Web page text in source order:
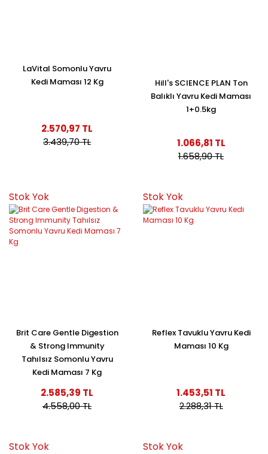
LaVital Somonlu Yavru
Kedi Maması 12 Kg
2.570,97 TL
3.439,70 TL
Hill's SCIENCE PLAN Ton
Balıklı Yavru Kedi Maması
1+0.5kg
1.066,81 TL
1.658,90 TL
Stok Yok
Brit Care Gentle Digestion
& Strong Immunity
Tahılsız Somonlu Yavru
Kedi Maması 7 Kg
2.585,39 TL
4.558,00 TL
Stok Yok
Reflex Tavuklu Yavru Kedi
Maması 10 Kg
1.453,51 TL
2.288,31 TL
Stok Yok Stok Yok